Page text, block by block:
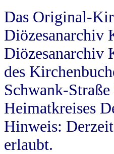
Das Original-
Diözesanarchiv
Diözesanarchiv
des
Schwank-
Heimatkreises
Hinweis:
erlaubt.